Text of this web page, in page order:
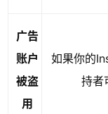
广告
账户
被盗
用
如果你的
持者